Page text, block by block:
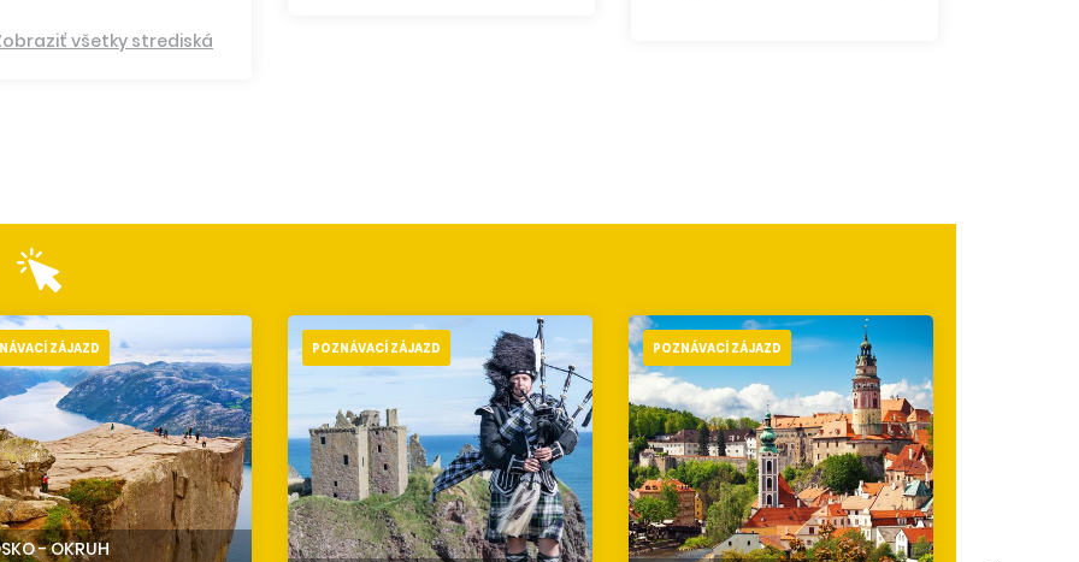
všetky strediská
ZÁJAZD
-OKRUH
POZNÁVACÍ ZÁJAZD POZNÁVACÍ ZÁJAZD